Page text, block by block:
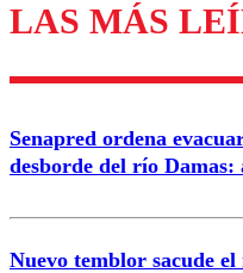
LAS MÁS
Senapred ordena
desborde del río
Nuevo temblor sacude